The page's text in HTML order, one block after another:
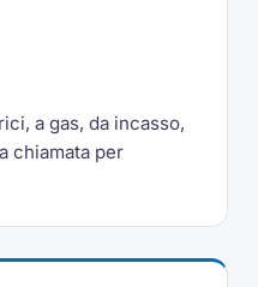
a gas, da incasso,
chiamata per